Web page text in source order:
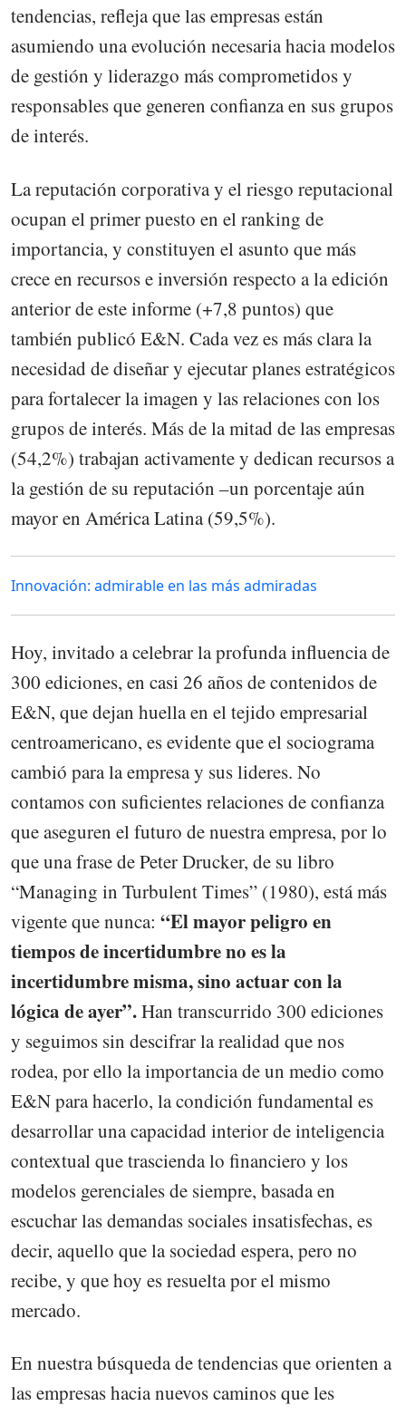
tendencias, refleja que las empresas están
asumiendo una evolución necesaria hacia modelos
de gestión y liderazgo más comprometidos y
responsables que generen confianza en sus grupos
de interés.
La reputación corporativa y el riesgo reputacional
ocupan el primer puesto en el ranking de
importancia, y constituyen el asunto que más
crece en recursos e inversión respecto a la edición
anterior de este informe (+7,8 puntos) que
también publicó E&N. Cada vez es más clara la
necesidad de diseñar y ejecutar planes estratégicos
para fortalecer la imagen y las relaciones con los
grupos de interés. Más de la mitad de las empresas
(54,2%) trabajan activamente y dedican recursos a
la gestión de su reputación –un porcentaje aún
mayor en América Latina (59,5%).
Innovación: admirable en las más admiradas
Hoy, invitado a celebrar la profunda influencia de
300 ediciones, en casi 26 años de contenidos de
E&N, que dejan huella en el tejido empresarial
centroamericano, es evidente que el sociograma
cambió para la empresa y sus lideres. No
contamos con suficientes relaciones de confianza
que aseguren el futuro de nuestra empresa, por lo
que una frase de Peter Drucker, de su libro
“Managing in Turbulent Times” (1980), está más
vigente que nunca: “El mayor peligro en
tiempos de incertidumbre no es la
incertidumbre misma, sino actuar con la
lógica de ayer”.Han transcurrido 300 ediciones
y seguimos sin descifrar la realidad que nos
rodea, por ello la importancia de un medio como
E&N para hacerlo, la condición fundamental es
desarrollar una capacidad interior de inteligencia
contextual que trascienda lo financiero y los
modelos gerenciales de siempre, basada en
escuchar las demandas sociales insatisfechas, es
decir, aquello que la sociedad espera, pero no
recibe, y que hoy es resuelta por el mismo
mercado.
En nuestra búsqueda de tendencias que orienten a
las empresas hacia nuevos caminos que les